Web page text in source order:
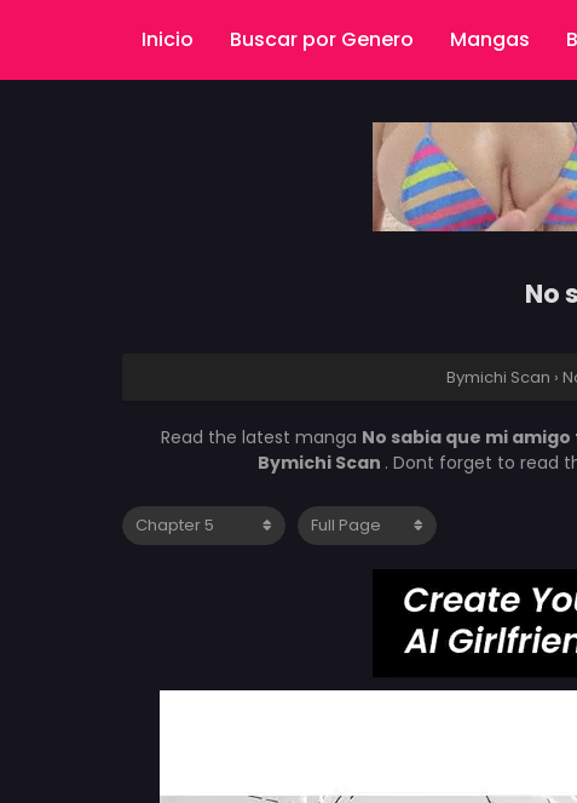
Inicio Buscar por Genero Mangas
No
Bymichi Scan ›
Read the latest manga No sabia que mi
Bymichi Scan . Dont forget to read